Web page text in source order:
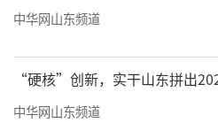
十年发展的故事向我们娓
父亲王显明：新中
名专家
王力一校长介绍，
中华网山东频道
“硬核”创新，实干山东拼出
中华网山东频道